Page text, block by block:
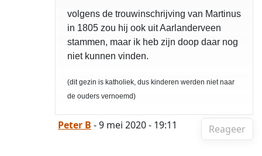
volgens de trouwinschrijving van Martinus
in 1805 zou hij ook uit Aarlanderveen
stammen, maar ik heb zijn doop daar nog
niet kunnen vinden.
(dit gezin is katholiek, dus kinderen werden niet naar
de ouders vernoemd)
Reageer
Peter B - 9 mei 2020 - 19:11